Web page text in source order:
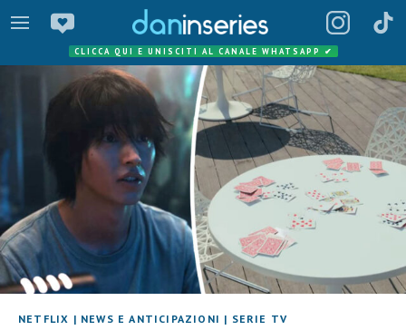
CLICCA QUI E UNISCITI AL CANALE WHATSAPP ✔
NETFLIX | NEWS E ANTICIPAZIONI | SERIE TV